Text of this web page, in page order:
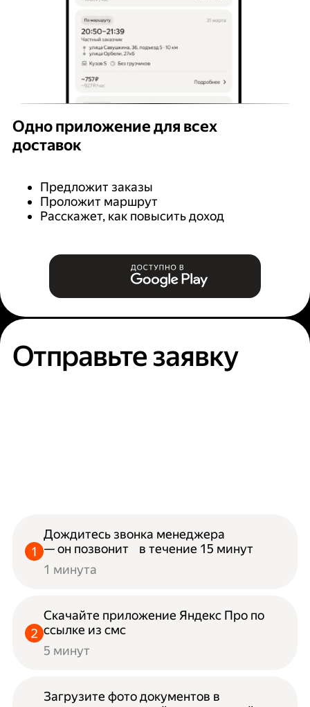
Одно приложение для всех
доставок
Предложит заказы
Проложит маршрут
Расскажет, как повысить доход
Отправьте заявку
Дождитесь звонка менеджера
— он позвонит в течение 15 минут
1 минута
Скачайте приложение Яндекс Про по
ссылке из смс
5 минут
Загрузите фото документов в